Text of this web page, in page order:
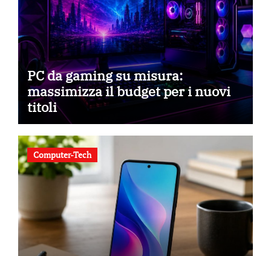
PC da gaming su misura:
massimizza il budget per i nuovi
titoli
Computer-Tech